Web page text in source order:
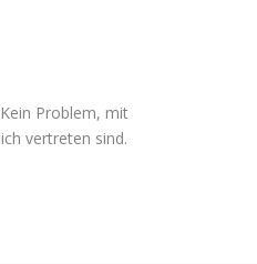
Problem, mit
vertreten sind.